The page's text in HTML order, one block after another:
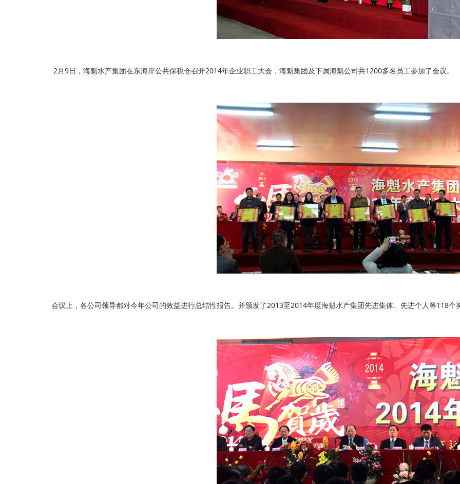
2月9日，海魁水产集团在东海岸公共保税仓召开2014年企业职工大会，海魁集团及下属海魁公司共1200多名员工参加了会议。
会议上，各公司领导都对今年公司的效益进行总结性报告。并颁发了2013至2014年度海魁水产集团先进集体、先进个人等118个